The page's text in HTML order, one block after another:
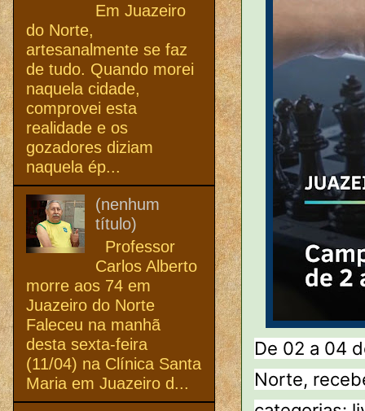
De 02 a 04
Norte,
Em Juazeiro
do Norte,
artesanalmente se faz
de tudo. Quando morei
naquela cidade,
comprovei esta
realidade e os
gozadores diziam
naquela ép...
(nenhum
título)
Professor
Carlos Alberto
morre aos 74 em
Juazeiro do Norte
Faleceu na manhã
desta sexta-feira
(11/04) na Clínica Santa
Maria em Juazeiro d...